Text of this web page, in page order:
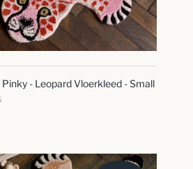
SNELLE
BLIK
Pinky - Leopard Vloerkleed - Small